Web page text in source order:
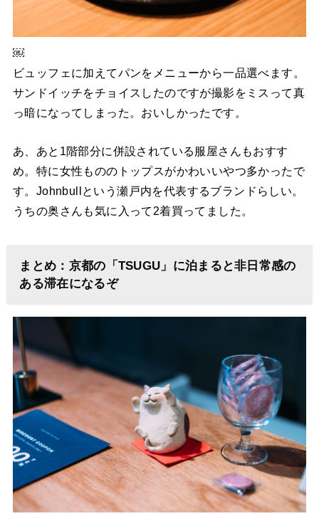
￼
ビュッフェに加えてパンをメニューから一品選べます。
サンドイッチをチョイスしたのですが撮影をミスって真
っ暗になってしまった。おいしかったです。
あ、あと1階部分に併設されている服屋さんもおすす
め。特に女性もののトップスがかわいいやつ多かったで
す。Johnbullという瀬戸内を代表するブランドらしい。
うちの奥さんも気に入って2着買ってました。
まとめ：京都の「TSUGU」に泊まると非日常感の
ある滞在になるぞ